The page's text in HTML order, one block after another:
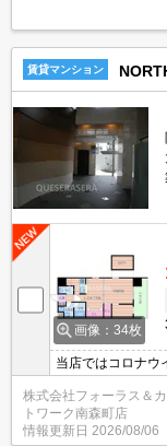
賃貸マンション
画像：34枚
当店ではコロナウ
気・消毒設置を徹
ご要望あれば写真
株式会社フォーラス＆
トワーク南森町店
情報更新日 2026/08/06